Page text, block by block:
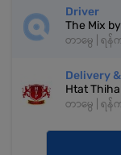
Driver
The Mix
တာမွေ | ရန်
Delivery
Htat
တာမွေ | ရန်